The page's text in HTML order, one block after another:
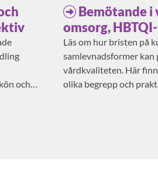
och
Bemötande i
omsorg,
Läs om hur bristen på
samlevnadsformer kan
vårdkvaliteten. Här
olika begrepp och